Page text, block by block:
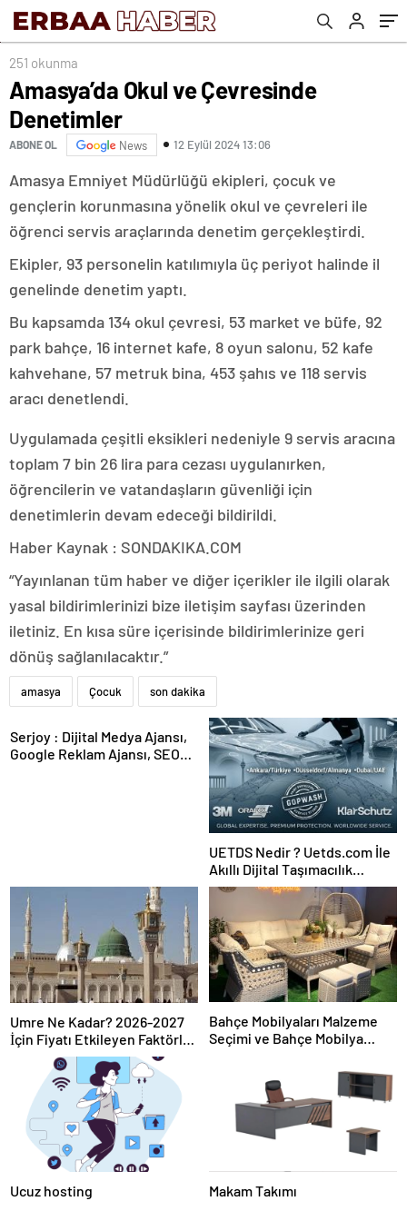
251 okunma
Amasya’da Okul ve Çevresinde
Denetimler
ABONE OL News 12 Eylül 2024 13:06
Amasya Emniyet Müdürlüğü ekipleri, çocuk ve
gençlerin korunmasına yönelik okul ve çevreleri ile
öğrenci servis araçlarında denetim gerçekleştirdi.
Ekipler, 93 personelin katılımıyla üç periyot halinde il
genelinde denetim yaptı.
Bu kapsamda 134 okul çevresi, 53 market ve büfe, 92
park bahçe, 16 internet kafe, 8 oyun salonu, 52 kafe
kahvehane, 57 metruk bina, 453 şahıs ve 118 servis
aracı denetlendi.
Uygulamada çeşitli eksikleri nedeniyle 9 servis aracına
toplam 7 bin 26 lira para cezası uygulanırken,
öğrencilerin ve vatandaşların güvenliği için
denetimlerin devam edeceği bildirildi.
Haber Kaynak : SONDAKIKA.COM
“Yayınlanan tüm haber ve diğer içerikler ile ilgili olarak
yasal bildirimlerinizi bize iletişim sayfası üzerinden
iletiniz. En kısa süre içerisinde bildirimlerinize geri
dönüş sağlanılacaktır.”
amasya Çocuk son dakika
Serjoy : Dijital Medya Ajansı,
Google Reklam Ajansı, SEO
UETDS Nedir ? Uetds.com İle
Akıllı Dijital Taşımacılık
Yazılımı
Umre Ne Kadar? 2026-2027
İçin Fiyatı Etkileyen Faktörler
ve Seçim Rehberi
Bahçe Mobilyaları Malzeme
Seçimi ve Bahçe Mobilya
Ucuz hosting Makam Takımı